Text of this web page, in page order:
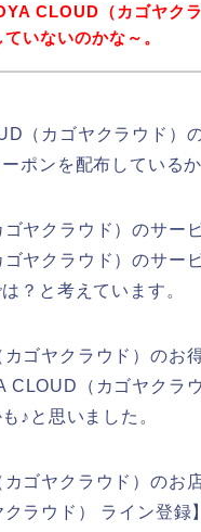
CLOUD（カゴヤク
いないのかな～。
（カゴヤクラウド）
ポンを配布しているか
ヤクラウド）のサー
ヤクラウド）のサー
？と考えています。
ゴヤクラウド）のお
CLOUD（カゴヤクラ
♪と思いました。
ゴヤクラウド）のお
クラウド） ライン登